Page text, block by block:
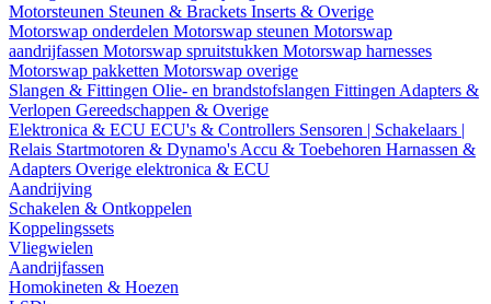
Motorsteunen Steunen & Brackets Inserts & Overige
Motorswap onderdelen Motorswap steunen Motorswap
aandrijfassen Motorswap spruitstukken Motorswap harnesses
Motorswap pakketten Motorswap overige
Slangen & Fittingen Olie- en brandstofslangen Fittingen Adapters &
Verlopen Gereedschappen & Overige
Elektronica & ECU ECU's & Controllers Sensoren | Schakelaars |
Relais Startmotoren & Dynamo's Accu & Toebehoren Harnassen &
Adapters Overige elektronica & ECU
Aandrijving
Schakelen & Ontkoppelen
Koppelingssets
Vliegwielen
Aandrijfassen
Homokineten & Hoezen